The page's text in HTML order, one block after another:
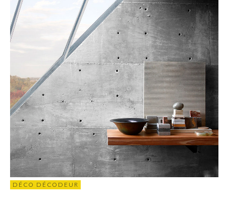
DÉCO DÉCODEUR